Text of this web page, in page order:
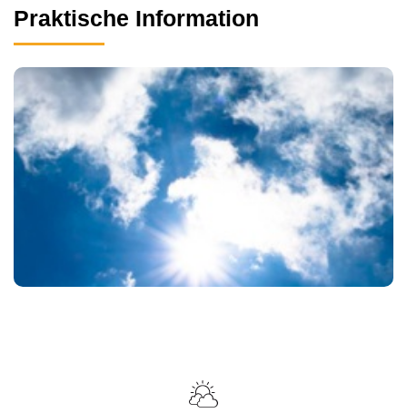
Praktische Information